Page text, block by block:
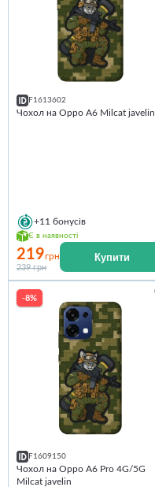
F1613602
Чохол на Oppo A6 Milcat javelin
+11 бонусів
Є в наявності
219грн
239 грн
Купити
-8%
F1609150
Чохол на Oppo A6 Pro 4G/5G
Milcat javelin